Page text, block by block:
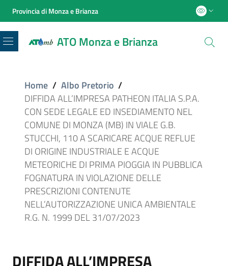
Provincia di Monza e Brianza
ATO Monza e Brianza
Menu
Home / Albo Pretorio /
DIFFIDA ALL’IMPRESA PATHEON ITALIA S.P.A.
CON SEDE LEGALE ED INSEDIAMENTO NEL
COMUNE DI MONZA (MB) IN VIALE G.B.
STUCCHI, 110 A SCARICARE ACQUE REFLUE
DI ORIGINE INDUSTRIALE E ACQUE
METEORICHE DI PRIMA PIOGGIA IN PUBBLICA
FOGNATURA IN VIOLAZIONE DELLE
PRESCRIZIONI CONTENUTE
NELL’AUTORIZZAZIONE UNICA AMBIENTALE
R.G. N. 1999 DEL 31/07/2023
DIFFIDA ALL’IMPRESA